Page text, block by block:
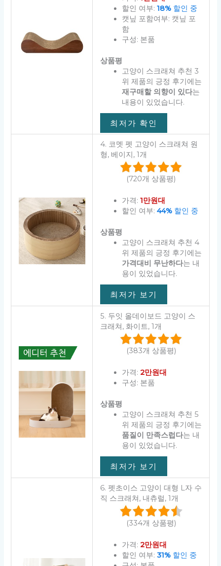
할인 여부: 18%할인 중
캣닢 포함여부: 캣닢 포
함
구성: 본품
상품평
고양이 스크래쳐 추천 3
위 제품의 긍정 후기에는
재구매할 의향이 있다는
내용이 있었습니다.
최저가 확인
4. 코멧 펫 고양이 스크래쳐 원
형, 베이지, 1개
(720개 상품평)
가격: 1만원대
할인 여부: 44%할인 중
상품평
고양이 스크래쳐 추천 4
위 제품의 긍정 후기에는
가격대비 무난하다는 내
용이 있었습니다.
최저가 보기
5. 두잇 올데이보드 고양이 스
크래쳐, 화이트, 1개
(383개 상품평)
가격: 2만원대
구성: 본품
상품평
고양이 스크래쳐 추천 5
위 제품의 긍정 후기에는
품질이 만족스럽다는 내
용이 있었습니다.
최저가 보기
6. 펫초이스 고양이 대형 L자 수
직 스크래쳐, 내츄럴, 1개
(334개 상품평)
가격: 2만원대
할인 여부: 31%할인 중